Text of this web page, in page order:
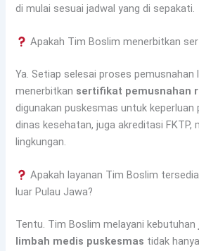
di mulai sesuai jadwal yang di sepakati.
Apakah Tim Boslim menerbitkan
Ya. Setiap selesai proses pemusnahan
menerbitkan sertifikat pemusnahan
digunakan puskesmas untuk keperluan
dinas kesehatan, juga akreditasi FKTP,
lingkungan.
Apakah layanan Tim Boslim
luar Pulau Jawa?
Tentu. Tim Boslim melayani kebutuhan
limbah medis puskesmas tidak